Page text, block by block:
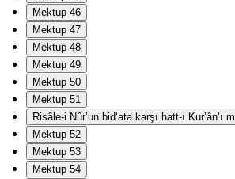
Mektup 46
Mektup 47
Mektup 48
Mektup 49
Mektup 50
Mektup 51
Risâle-i Nûr’un bid‘ata karşı hatt-ı
Mektup 52
Mektup 53
Mektup 54